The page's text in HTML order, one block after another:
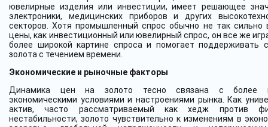
ювелирные изделия или инвестиции, имеет решающее
электроники, медицинских приборов и других
секторов. Хотя промышленный спрос обычно не так сильно
цены, как инвестиционный или ювелирный спрос, он все же
более широкой картине спроса и помогает поддерживать
золота с течением времени.
Экономические и рыночные факторы
Динамика цен на золото тесно связана с более
экономическими условиями и настроениями рынка. Как
актив, часто рассматриваемый как хедж против
нестабильности, золото чувствительно к изменениям в